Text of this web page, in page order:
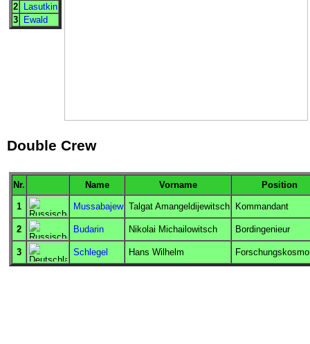
2
Lasutkin
3
Ewald
Double Crew
Nr. Name Vorname Position
1 Mussabajew Talgat Amangeldijewitsch Kommandant
2 Budarin Nikolai Michailowitsch Bordingenieur
3 Schlegel Hans Wilhelm